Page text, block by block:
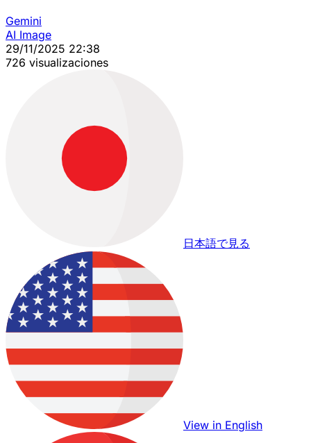
Gemini
AI Image
29/11/2025 22:38
726 visualizaciones
日本語で見る
View in English